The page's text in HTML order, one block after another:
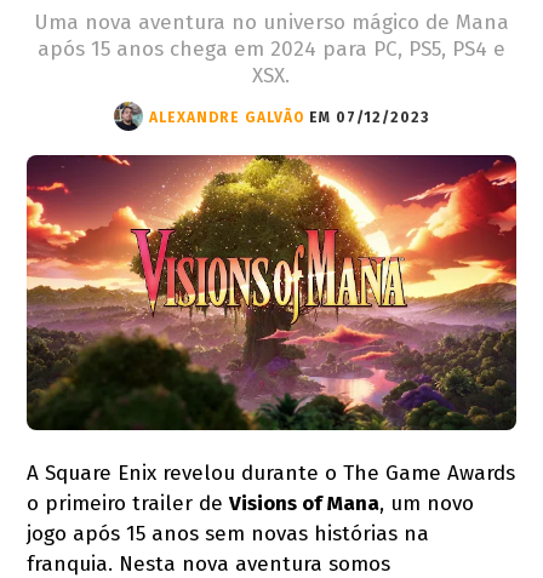
Uma nova aventura no universo mágico de Mana
após 15 anos chega em 2024 para PC, PS5, PS4 e
XSX.
ALEXANDRE GALVÃO EM 07/12/2023
A Square Enix revelou durante o The Game Awards
o primeiro trailer deVisions of Mana, um novo
jogo após 15 anos sem novas histórias na
franquia. Nesta nova aventura somos